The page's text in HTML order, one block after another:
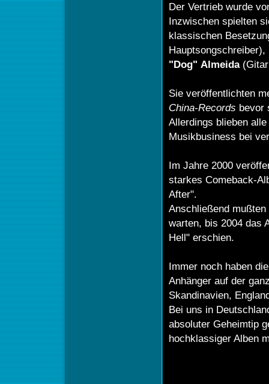
Der Vertrieb wurde
Inzwischen spielten
klassischen
Hauptsongschreiber),
"Dog" Almeida
Sie veröffentlichten
China-Records bevor
Allerdings blieben
Musikbusiness bei
Im Jahre 2000
starkes Comeback-
After".
Anschließend
warten, bis 2004 das
Hell" erschien.
Immer noch haben
Anhänger auf der
Skandinavien,
Bei uns in
absoluter Geheimtip
hochklassiger Alben